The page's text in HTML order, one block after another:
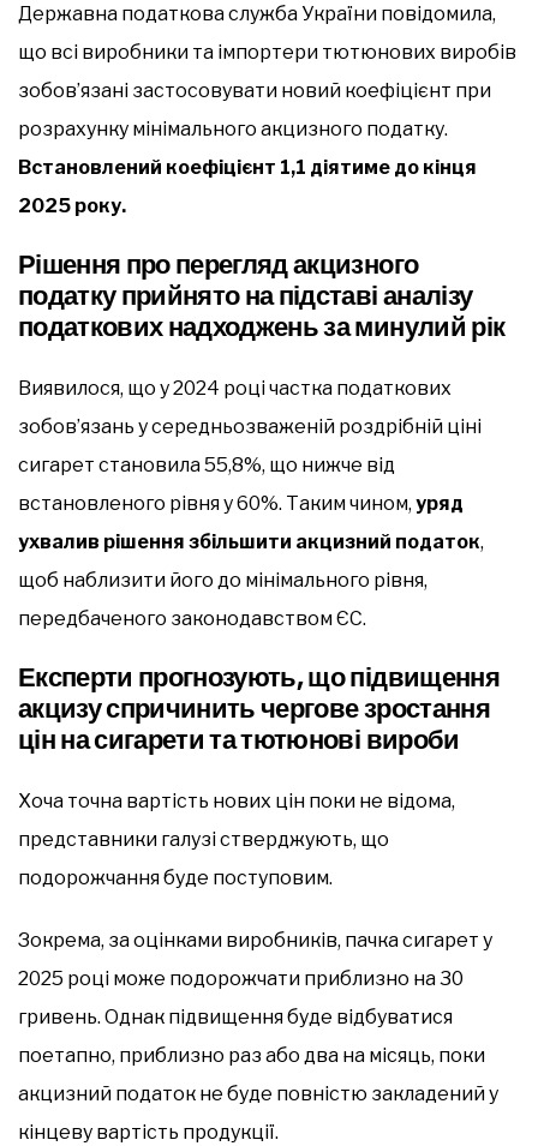
Державна податкова служба України повідомила,
що всі виробники та імпортери тютюнових виробів
зобов’язані застосовувати новий коефіцієнт при
розрахунку мінімального акцизного податку.
Встановлений коефіцієнт 1,1 діятиме до кінця
2025 року.
Рішення про перегляд акцизного
податку прийнято на підставі аналізу
податкових надходжень за минулий рік
Виявилося, що у 2024 році частка податкових
зобов’язань у середньозваженій роздрібній ціні
сигарет становила 55,8%, що нижче від
встановленого рівня у 60%. Таким чином, уряд
ухвалив рішення збільшити акцизний податок,
щоб наблизити його до мінімального рівня,
передбаченого законодавством ЄС.
Експерти прогнозують, що підвищення
акцизу спричинить чергове зростання
цін на сигарети та тютюнові вироби
Хоча точна вартість нових цін поки не відома,
представники галузі стверджують, що
подорожчання буде поступовим.
Зокрема, за оцінками виробників, пачка сигарет у
2025 році може подорожчати приблизно на 30
гривень. Однак підвищення буде відбуватися
поетапно, приблизно раз або два на місяць, поки
акцизний податок не буде повністю закладений у
кінцеву вартість продукції.